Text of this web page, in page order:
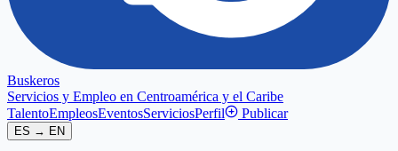
Buskeros
Servicios y Empleo en Centroamérica y el Caribe
TalentoEmpleosEventosServiciosPerfil Publicar
ES → EN